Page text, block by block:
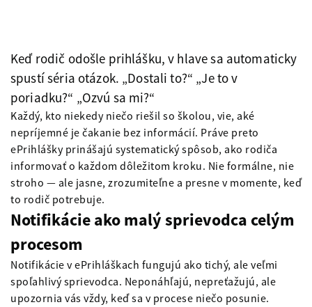
Keď rodič odošle prihlášku, v hlave sa automaticky
spustí séria otázok. „Dostali to?“ „Je to v
poriadku?“ „Ozvú sa mi?“
Každý, kto niekedy niečo riešil so školou, vie, aké
nepríjemné je čakanie bez informácií. Práve preto
ePrihlášky prinášajú systematický spôsob, ako rodiča
informovať o každom dôležitom kroku. Nie formálne, nie
stroho — ale jasne, zrozumiteľne a presne v momente, keď
to rodič potrebuje.
Notifikácie ako malý sprievodca celým
procesom
Notifikácie v ePrihláškach fungujú ako tichý, ale veľmi
spoľahlivý sprievodca. Neponáhľajú, nepreťažujú, ale
upozornia vás vždy, keď sa v procese niečo posunie.